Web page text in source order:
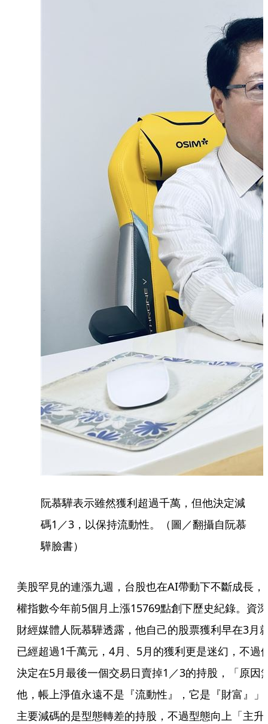
阮慕驊表示雖然獲利超過千萬，但他決定減
碼1／3，以保持流動性。（圖／翻攝自阮慕
驊臉書）
美股罕見的連漲九週，台股也在AI帶動下不斷成長，
權指數今年前5個月上漲15769點創下歷史紀錄。資深
財經媒體人阮慕驊透露，他自己的股票獲利早在3月
已經超過1千萬元，4月、5月的獲利更是迷幻，不過
決定在5月最後一個交易日賣掉1／3的持股，「原因
他，帳上淨值永遠不是『流動性』，它是『財富』」
主要減碼的是型態轉差的持股，不過型態向上「主升